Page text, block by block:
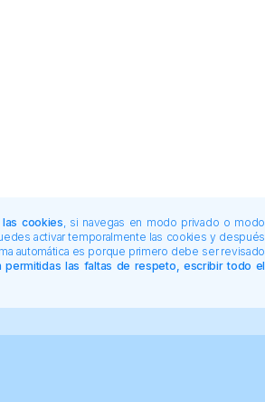
cookies , si navegas en modo privado o modo
activar temporalmente las cookies y después
automática es porque primero debe ser revisado
permitidas las faltas de respeto, escribir todo el